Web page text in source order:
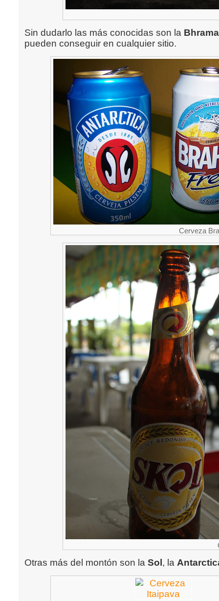
Sin dudarlo las más conocidas son la Bhrama
pueden conseguir en cualquier sitio.
Cerveza
Otras más del montón son la Sol , la